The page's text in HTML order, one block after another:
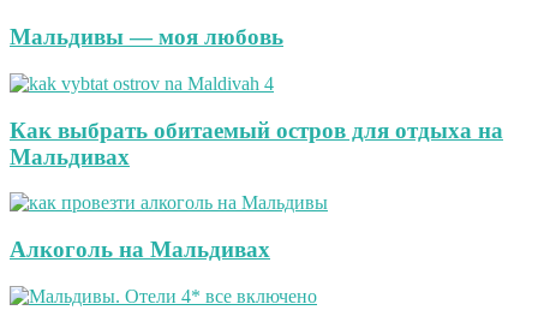
Мальдивы — моя любовь
Как выбрать обитаемый остров для отдыха на
Мальдивах
Алкоголь на Мальдивах